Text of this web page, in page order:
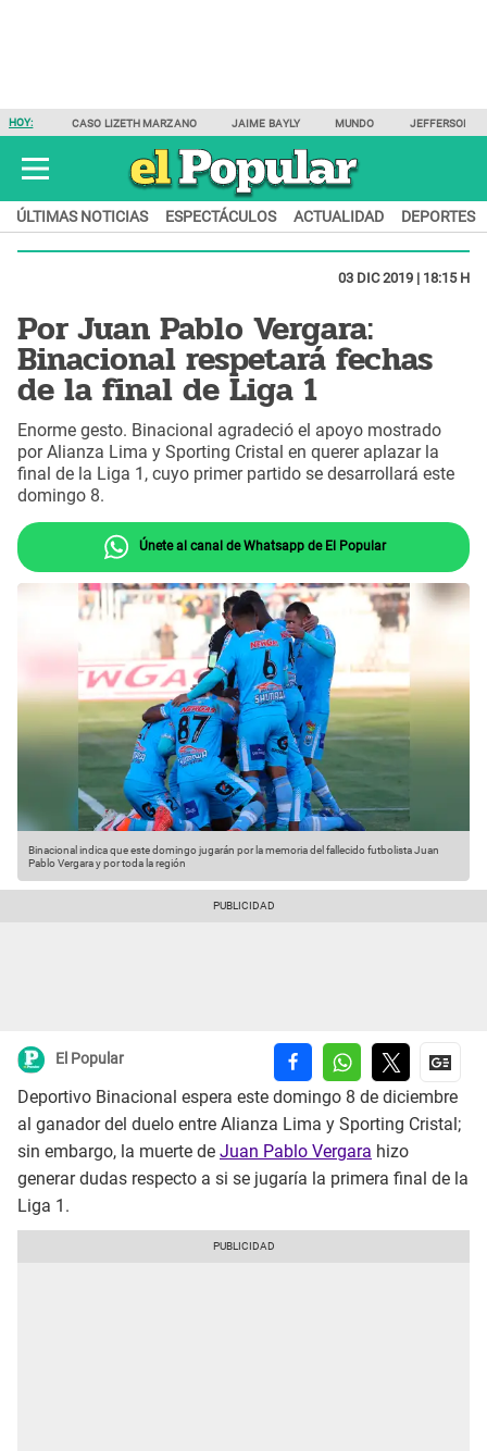
HOY: CASO LIZETH MARZANO JAIME BAYLY MUNDO JEFFERSON
ÚLTIMAS NOTICIAS ESPECTÁCULOS ACTUALIDAD DEPORTES
03 DIC 2019 | 18:15 H
Por Juan Pablo Vergara:
Binacional respetará fechas
de la final de Liga 1
Enorme gesto. Binacional agradeció el apoyo mostrado
por Alianza Lima y Sporting Cristal en querer aplazar la
final de la Liga 1, cuyo primer partido se desarrollará este
domingo 8.
Únete al canal de Whatsapp de El Popular
Binacional indica que este domingo jugarán por la memoria del fallecido futbolista Juan
Pablo Vergara y por toda la región
El Popular
Deportivo Binacional espera este domingo 8 de diciembre
al ganador del duelo entre Alianza Lima y Sporting Cristal;
sin embargo, la muerte de Juan Pablo Vergara hizo
generar dudas respecto a si se jugaría la primera final de la
Liga 1.